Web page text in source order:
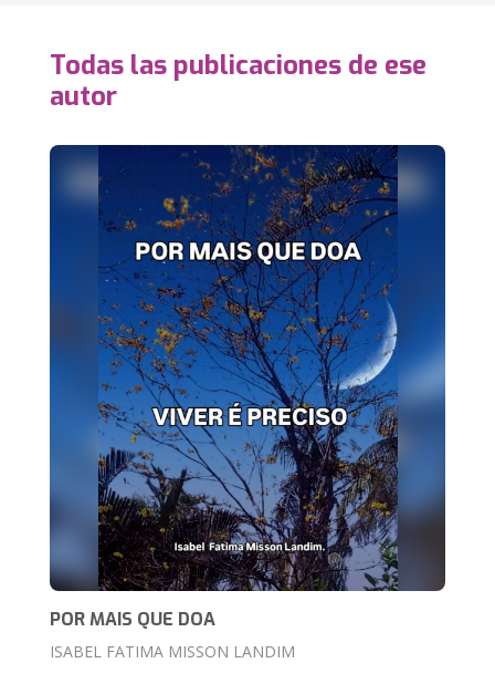
Todas las publicaciones de ese
autor
POR MAIS QUE DOA
ISABEL FATIMA MISSON LANDIM